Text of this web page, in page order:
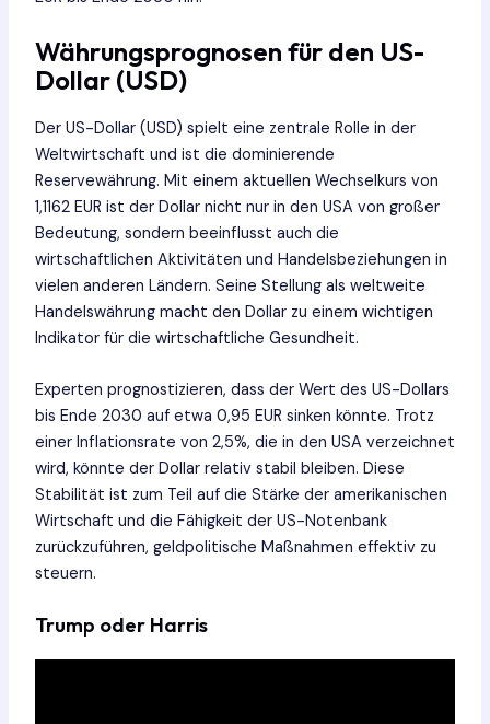
Währungsprognosen für den US-
Dollar (USD)
Der US-Dollar (USD) spielt eine zentrale Rolle in der
Weltwirtschaft und ist die dominierende
Reservewährung. Mit einem aktuellen Wechselkurs von
1,1162 EUR ist der Dollar nicht nur in den USA von großer
Bedeutung, sondern beeinflusst auch die
wirtschaftlichen Aktivitäten und Handelsbeziehungen in
vielen anderen Ländern. Seine Stellung als weltweite
Handelswährung macht den Dollar zu einem wichtigen
Indikator für die wirtschaftliche Gesundheit.
Experten prognostizieren, dass der Wert des US-Dollars
bis Ende 2030 auf etwa 0,95 EUR sinken könnte. Trotz
einer Inflationsrate von 2,5%, die in den USA verzeichnet
wird, könnte der Dollar relativ stabil bleiben. Diese
Stabilität ist zum Teil auf die Stärke der amerikanischen
Wirtschaft und die Fähigkeit der US-Notenbank
zurückzuführen, geldpolitische Maßnahmen effektiv zu
steuern.
Trump oder Harris